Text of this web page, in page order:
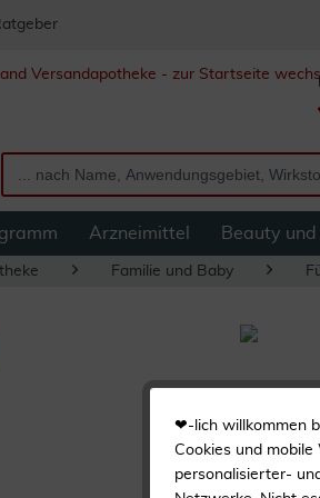
Arzneimittel Beauty und
Familie und Baby
❤-lich willkommen
Cookies und
personalisierter-